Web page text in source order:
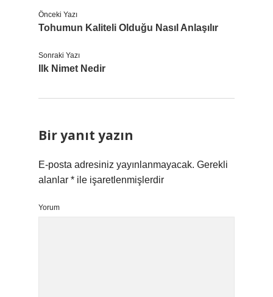
Önceki Yazı
Tohumun Kaliteli Olduğu Nasıl Anlaşılır
Sonraki Yazı
Ilk Nimet Nedir
Bir yanıt yazın
E-posta adresiniz yayınlanmayacak. Gerekli
alanlar * ile işaretlenmişlerdir
Yorum